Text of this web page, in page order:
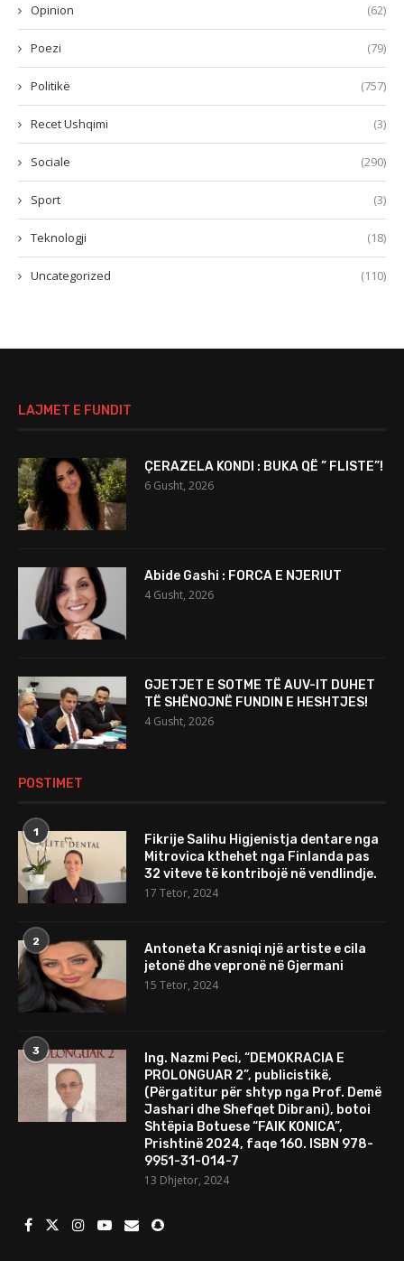
Opinion (62)
Poezi (79)
Politikë (757)
Recet Ushqimi (3)
Sociale (290)
Sport (3)
Teknologji (18)
Uncategorized (110)
LAJMET E FUNDIT
ÇERAZELA KONDI : BUKA QË ” FLISTE”!
6 Gusht, 2026
Abide Gashi : FORCA E NJERIUT
4 Gusht, 2026
GJETJET E SOTME TË AUV-IT DUHET
TË SHËNOJNË FUNDIN E HESHTJES!
4 Gusht, 2026
POSTIMET
1
Fikrije Salihu Higjenistja dentare nga
Mitrovica kthehet nga Finlanda pas
32 viteve të kontribojë në vendlindje.
17 Tetor, 2024
2
Antoneta Krasniqi një artiste e cila
jetonë dhe vepronë në Gjermani
15 Tetor, 2024
3
Ing. Nazmi Peci, “DEMOKRACIA E
PROLONGUAR 2”, publicistikë,
(Përgatitur për shtyp nga Prof. Demë
Jashari dhe Shefqet Dibrani), botoi
Shtëpia Botuese “FAIK KONICA”,
Prishtinë 2024, faqe 160. ISBN 978-
9951-31-014-7
13 Dhjetor, 2024